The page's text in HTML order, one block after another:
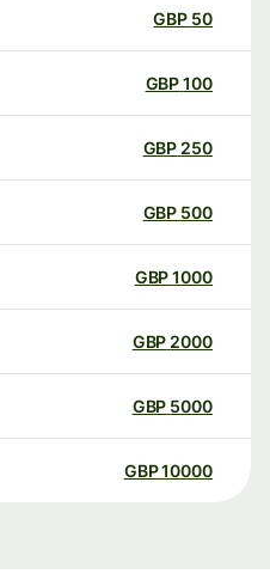
50
GBP
100
GBP
250
GBP
500
GBP
1000
GBP
2000
GBP
5000
GBP
10000
GBP